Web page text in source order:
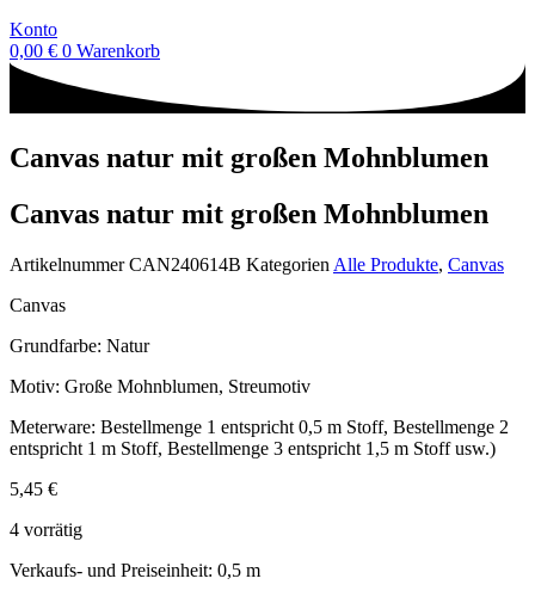
Konto
0,00 € 0 Warenkorb
Canvas natur mit großen Mohnblumen
Canvas natur mit großen Mohnblumen
ArtikelnummerCAN240614B Kategorien Alle Produkte, Canvas
Canvas
Grundfarbe: Natur
Motiv: Große Mohnblumen, Streumotiv
Meterware: Bestellmenge 1 entspricht 0,5 m Stoff, Bestellmenge 2
entspricht 1 m Stoff, Bestellmenge 3 entspricht 1,5 m Stoff usw.)
5,45 €
4 vorrätig
Verkaufs- und Preiseinheit: 0,5 m